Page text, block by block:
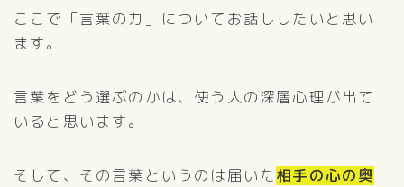
ここで「言葉の力」についてお話ししたいと思い
ます。
言葉をどう選ぶのかは、使う人の深層心理が出て
いると思います。
そして、その言葉というのは届いた相手の心の奥